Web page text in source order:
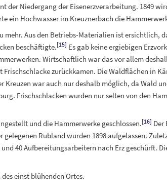
der Niedergang der Eisenerzverarbeitung. 1849
ein Hochwasser im Kreuznerbach die
mehr. Aus den Betriebs-Materialien ist ersichtlich,
beschäftigte.[15] Es gab keine ergiebigen
Wirtschaftlich war das vor allem
zurückkamen. Die Waldflächen in
war auch nur deshalb möglich, da Wald
Frischschlacken wurden nur selten von den
und die Hammerwerke geschlossen.[16] Der
Rubland wurden 1898 aufgelassen.
40 Aufbereitungsarbeitern nach Erz geschürft.
einst blühenden Ortes.